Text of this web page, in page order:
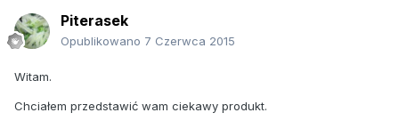
Piterasek
Opublikowano 7 Czerwca 2015
Witam.
Chciałem przedstawić wam ciekawy produkt.